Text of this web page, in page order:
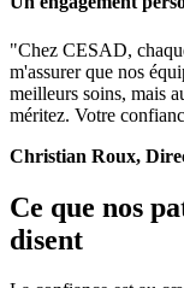
"Chez CESAD,
m'assurer que nos
meilleurs soins, mais
méritez. Votre
Christian Roux,
Ce que nos
disent